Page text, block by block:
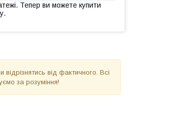
Тепер ви можете купити
від фактичного. Всі
за розуміння!